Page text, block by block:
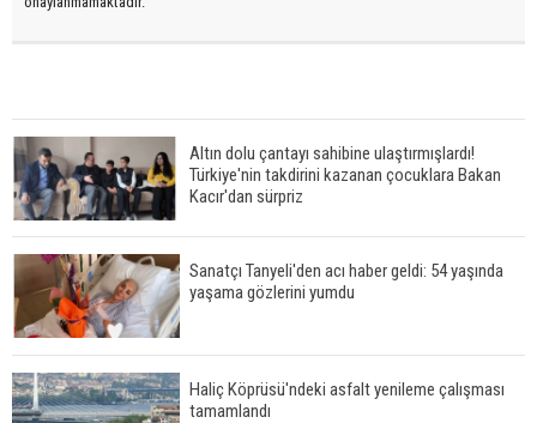
Altın dolu çantayı sahibine ulaştırmışlardı!
Türkiye'nin takdirini kazanan çocuklara Bakan
Kacır'dan sürpriz
Sanatçı Tanyeli'den acı haber geldi: 54 yaşında
yaşama gözlerini yumdu
Haliç Köprüsü'ndeki asfalt yenileme çalışması
tamamlandı